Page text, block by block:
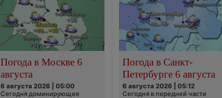
Погода в Москве 6
августа
6 августа 2026 | 05:00
Сегодня доминирующее
Погода в Санкт-
Петербурге 6 августа
6 августа 2026 | 05:12
Сегодня в передней части